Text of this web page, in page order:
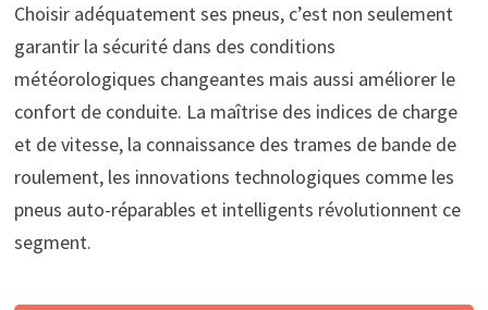
Choisir adéquatement ses pneus, c’est non seulement
garantir la sécurité dans des conditions
météorologiques changeantes mais aussi améliorer le
confort de conduite. La maîtrise des indices de charge
et de vitesse, la connaissance des trames de bande de
roulement, les innovations technologiques comme les
pneus auto-réparables et intelligents révolutionnent ce
segment.